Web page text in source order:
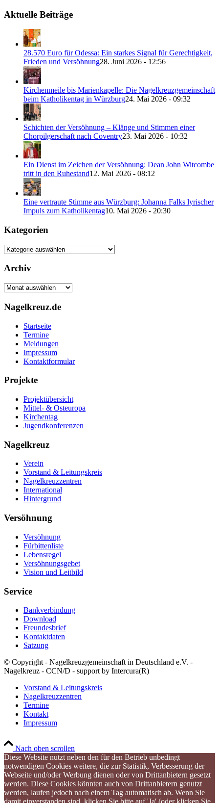
Aktuelle Beiträge
28.570 Euro für Odessa: Ein starkes Signal für Gerechtigkeit,
Frieden und Versöhnung28. Juni 2026 - 12:56
Kirchenmeile bis Marienkapelle: Die Nagelkreuzgemeinschaft
beim Katholikentag in Würzburg24. Mai 2026 - 09:32
Schichten der Versöhnung – Klänge und Stimmen einer
Chorpilgerschaft nach Coventry23. Mai 2026 - 10:32
Ein Dienst im Zeichen der Versöhnung: Dean John Witcombe
tritt in den Ruhestand12. Mai 2026 - 08:12
Eine vertraute Stimme aus Würzburg: Johanna Falks lyrischer
Impuls zum Katholikentag10. Mai 2026 - 20:30
Kategorien
Kategorien
Archiv
Archiv
Nagelkreuz.de
Startseite
Termine
Meldungen
Impressum
Kontaktformular
Projekte
Projektübersicht
Mittel- & Osteuropa
Kirchentag
Jugendkonferenzen
Nagelkreuz
Verein
Vorstand & Leitungskreis
Nagelkreuzzentren
International
Hintergrund
Versöhnung
Versöhnung
Fürbittenliste
Lebensregel
Versöhnungsgebet
Vision und Leitbild
Service
Bankverbindung
Download
Freundesbrief
Kontaktdaten
Satzung
© Copyright - Nagelkreuzgemeinschaft in Deutschland e.V. -
Nagelkreuz - CCN/D - support by Intercura(R)
Vorstand & Leitungskreis
Nagelkreuzzentren
Termine
Kontakt
Impressum
Nach oben scrollen
Diese Website nutzt neben den für den Betrieb unbedingt
notwendigen Cookies weitere, die zur Statistik, Verbesserung der
Webseite und/oder Werbung dienen oder von Drittanbietern gesetzt
werden. Diese Cookies könnten auch von Drittanbietern genutzt
werden, laufen jedoch nach einem Tag automatisch ab. Wenn Sie